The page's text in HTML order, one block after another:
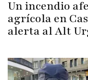
Un incendio
agrícola en
alerta al Alt